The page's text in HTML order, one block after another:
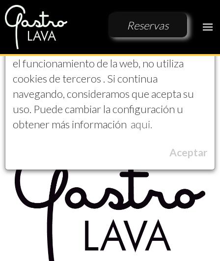
EL PROYECTO
VIDEOS
Reservas
Aviso de Cookies
Esta Web solo utiliza cookies propias para
el funcionamiento de la web, no utiliza
cookies de terceros . Si continua
navegando, consideramos que acepta su
uso. Puede cambiar la configuración u
obtener más información aqui.
Aceptar
El Proyecto